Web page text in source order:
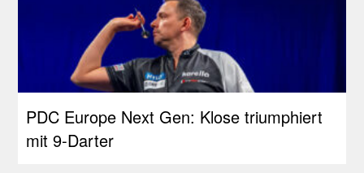
PDC Europe Next Gen: Klose triumphiert
mit 9-Darter